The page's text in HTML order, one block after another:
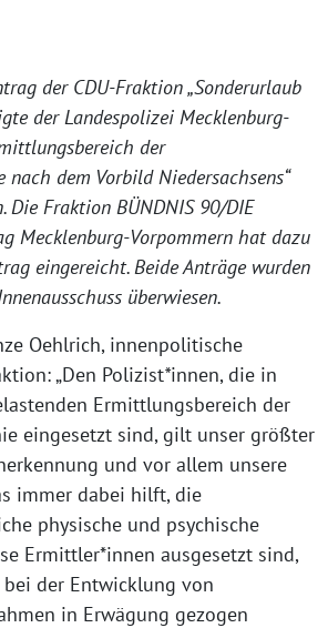
der CDU-Fraktion „Sonderurlaub
der Landespolizei Mecklenburg-
der
dem Vorbild Niedersachsens“
Die Fraktion BÜNDNIS 90/DIE
Mecklenburg-Vorpommern hat dazu
eingereicht. Beide Anträge wurden
überwiesen.
Oehlrich, innenpolitische
„Den Polizist*innen, die in
Ermittlungsbereich der
eingesetzt sind, gilt unser größter
und vor allem unsere
immer dabei hilft, die
physische und psychische
Ermittler*innen ausgesetzt sind,
der Entwicklung von
in Erwägung gezogen